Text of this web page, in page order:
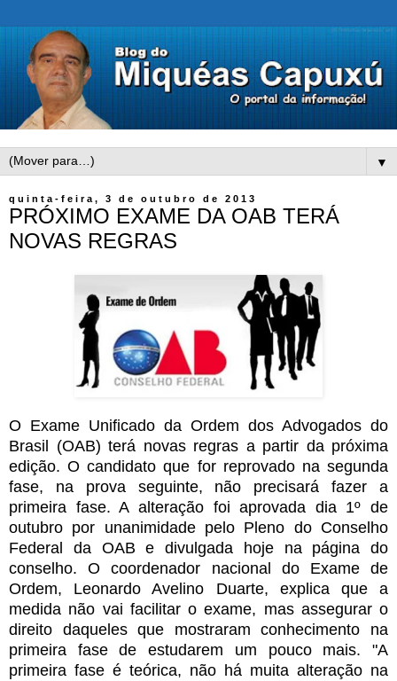
▼
quinta-feira, 3 de outubro de 2013
PRÓXIMO EXAME DA OAB TERÁ
NOVAS REGRAS
O Exame Unificado da Ordem dos Advogados do
Brasil (OAB) terá novas regras a partir da próxima
edição. O candidato que for reprovado na segunda
fase, na prova seguinte, não precisará fazer a
primeira fase. A alteração foi aprovada dia 1º de
outubro por unanimidade pelo Pleno do Conselho
Federal da OAB e divulgada hoje na página do
conselho. O coordenador nacional do Exame de
Ordem, Leonardo Avelino Duarte, explica que a
medida não vai facilitar o exame, mas assegurar o
direito daqueles que mostraram conhecimento na
primeira fase de estudarem um pouco mais. "A
primeira fase é teórica, não há muita alteração na